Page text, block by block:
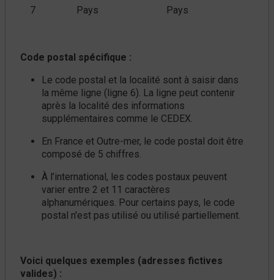
7 Pays Pays
Code postal spécifique :
Le code postal et la localité sont à saisir dans
la même ligne (ligne 6). La ligne peut contenir
après la localité des informations
supplémentaires comme le CEDEX.
En France et Outre-mer, le code postal doit être
composé de 5 chiffres.
À l’international, les codes postaux peuvent
varier entre 2 et 11 caractères
alphanumériques. Pour certains pays, le code
postal n'est pas utilisé ou utilisé partiellement.
Voici quelques exemples (adresses fictives
valides) :